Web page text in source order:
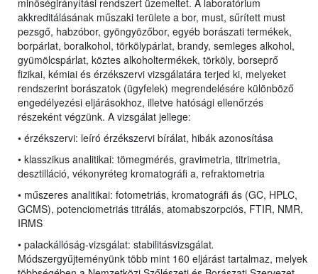
minőségirányítási rendszert üzemeltet. A laboratórium
akkreditálásának műszaki területe a bor, must, sűrített must
pezsgő, habzóbor, gyöngyözőbor, egyéb borászati termékek,
borpárlat, boralkohol, törkölypárlat, brandy, semleges alkohol,
gyümölcspárlat, köztes alkoholtermékek, törköly, borseprő
fizikai, kémiai és érzékszervi vizsgálatára terjed ki, melyeket
rendszerint borászatok (ügyfelek) megrendelésére különböző
engedélyezési eljárásokhoz, illetve hatósági ellenőrzés
részeként végzünk. A vizsgálat jellege:
• érzékszervi: leíró érzékszervi bírálat, hibák azonosítása
• klasszikus analitikai: tömegmérés, gravimetria, titrimetria,
desztilláció, vékonyréteg kromatográfi a, refraktometria
• műszeres analitikai: fotometriás, kromatográfi ás (GC, HPLC,
GCMS), potenciometriás titrálás, atomabszorpciós, FTIR, NMR,
IRMS
• palackállóság-vizsgálat: stabilitásvizsgálat.
Módszergyűjteményünk több mint 160 eljárást tartalmaz, melyek